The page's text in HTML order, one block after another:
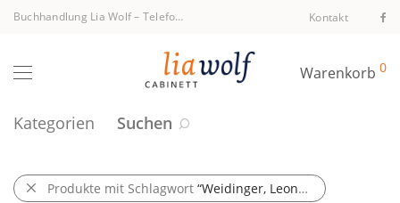
Buchhandlung Lia Wolf– Telefon +43 1 512 40 94 Kontakt
Warenkorb 0
Kategorien Suchen
Produkte mit Schlagwort “Weidinger, Leonhard”